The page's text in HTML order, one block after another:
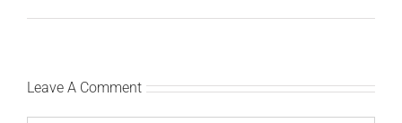
Leave A Comment